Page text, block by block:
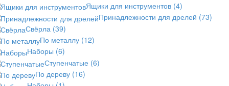
Ящики для инструментов (4)
Принадлежности для дрелей (73)
Свёрла (39)
По металлу (12)
Наборы (6)
Ступенчатые (6)
По дереву (16)